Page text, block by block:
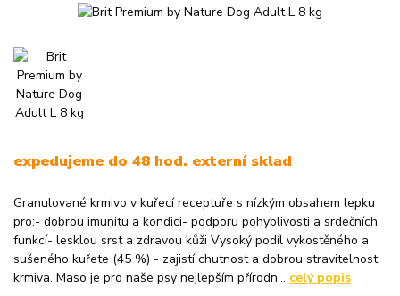
expedujeme do 48 hod. externí sklad
Granulované krmivo v kuřecí receptuře s nízkým obsahem lepku
pro:- dobrou imunitu a kondici- podporu pohyblivosti a srdečních
funkcí- lesklou srst a zdravou kůži Vysoký podíl vykostěného a
sušeného kuřete (45 %) - zajistí chutnost a dobrou stravitelnost
krmiva. Maso je pro naše psy nejlepším přírodn... celý popis